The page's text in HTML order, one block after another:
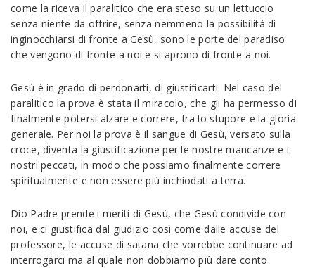
come la riceva il paralitico che era steso su un lettuccio
senza niente da offrire, senza nemmeno la possibilità di
inginocchiarsi di fronte a Gesù, sono le porte del paradiso
che vengono di fronte a noi e si aprono di fronte a noi.
Gesù è in grado di perdonarti, di giustificarti. Nel caso del
paralitico la prova è stata il miracolo, che gli ha permesso di
finalmente potersi alzare e correre, fra lo stupore e la gloria
generale. Per noi la prova è il sangue di Gesù, versato sulla
croce, diventa la giustificazione per le nostre mancanze e i
nostri peccati, in modo che possiamo finalmente correre
spiritualmente e non essere più inchiodati a terra.
Dio Padre prende i meriti di Gesù, che Gesù condivide con
noi, e ci giustifica dal giudizio così come dalle accuse del
professore, le accuse di satana che vorrebbe continuare ad
interrogarci ma al quale non dobbiamo più dare conto.